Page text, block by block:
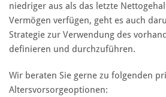
niedriger aus als das letzte
Vermögen verfügen, geht es auch
Strategie zur Verwendung des
definieren und durchzuführen.
Wir beraten Sie gerne zu folgenden
Altersvorsorgeoptionen: